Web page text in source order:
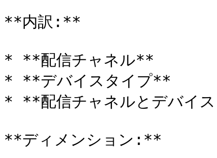
**内訳:**
* **配信チャネル**
* **デバイスタイプ**
* **配信チャネルとデバイ
**ディメンション:**